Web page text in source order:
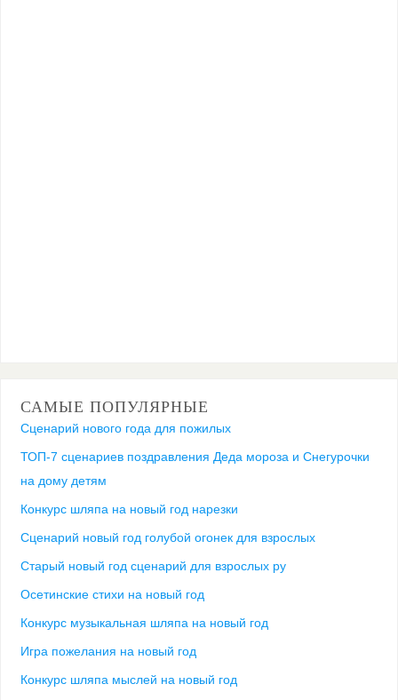
САМЫЕ ПОПУЛЯРНЫЕ
Сценарий нового года для пожилых
ТОП-7 сценариев поздравления Деда мороза и Снегурочки
на дому детям
Конкурс шляпа на новый год нарезки
Сценарий новый год голубой огонек для взрослых
Старый новый год сценарий для взрослых ру
Осетинские стихи на новый год
Конкурс музыкальная шляпа на новый год
Игра пожелания на новый год
Конкурс шляпа мыслей на новый год